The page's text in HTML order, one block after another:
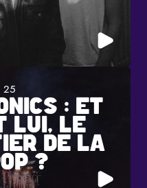
25
: ET
LUI, LE
DE LA
?